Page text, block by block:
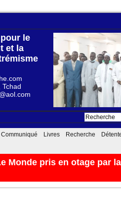
le
et la
Communiqué Livres Recherche
Monde pris en otage par